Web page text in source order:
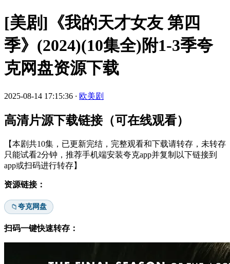
[美剧]《我的天才女友 第四
季》(2024)(10集全)附1-3季夸
克网盘资源下载
2025-08-14 17:15:36 · 欧美剧
高清片源下载链接（可在线观看）
【本剧共10集，已更新完结，完整观看和下载请转存，未转存
只能试看2分钟，推荐手机端安装夸克app并复制以下链接到
app或扫码进行转存】
资源链接：
📁夸克网盘
扫码一键快速转存：